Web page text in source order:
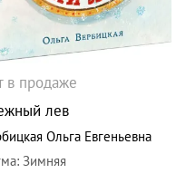
в продаже
лев
Ольга Евгеньевна
: Зимняя